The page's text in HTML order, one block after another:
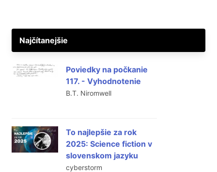
Najčítanejšie
Poviedky na počkanie
117. - Vyhodnotenie
B.T. Niromwell
To najlepšie za rok
2025: Science fiction v
slovenskom jazyku
cyberstorm